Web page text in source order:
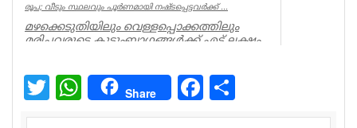
രൂപ; വീടും സ്ഥലവും പൂർണമായി നഷ്ടപ്പെട്ടവർക്ക് ...
മഴക്കെടുതിയിലും വെള്ളപ്പൊക്കത്തിലും
മരിച്ചവരുടെ കുടുംബാഗങ്ങൾക്ക് എട്ട് ലക്ഷം
Kerala
Twitter WhatsAppShare Facebook